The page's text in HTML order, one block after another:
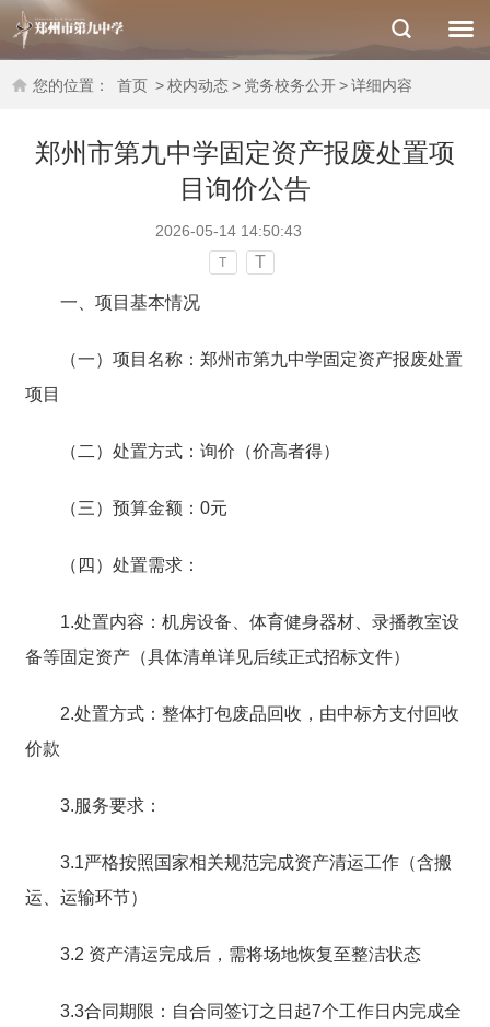
您的位置： 首页 >校内动态> 党务校务公开>详细内容
郑州市第九中学固定资产报废处置项
目询价公告
2026-05-14 14:50:43
T T
一、项目基本情况
（一）项目名称：郑州市第九中学固定资产报废处置
项目
（二）处置方式：询价（价高者得）
（三）预算金额：0元
（四）处置需求：
1.处置内容：机房设备、体育健身器材、录播教室设
备等固定资产（具体清单详见后续正式招标文件）
2.处置方式：整体打包废品回收，由中标方支付回收
价款
3.服务要求：
3.1严格按照国家相关规范完成资产清运工作（含搬
运、运输环节）
3.2 资产清运完成后，需将场地恢复至整洁状态
3.3合同期限：自合同签订之日起7个工作日内完成全